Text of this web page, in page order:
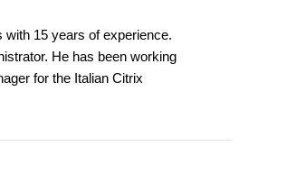
with 15 years of experience.
He has been working
for the Italian Citrix